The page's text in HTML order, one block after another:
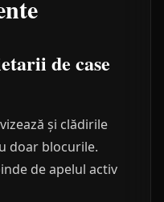
de case
și clădirile
doar blocurile.
de apelul activ